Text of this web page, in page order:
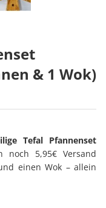
& 1 Wok)
Tefal Pfannenset
noch 5,95€ Versand
einen Wok – allein